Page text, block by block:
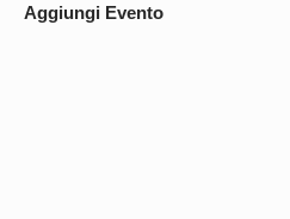
Aggiungi Evento